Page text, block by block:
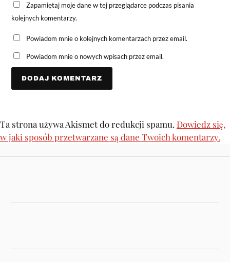
Zapamiętaj moje dane w tej przeglądarce podczas pisania
kolejnych komentarzy.
Powiadom mnie o kolejnych komentarzach przez email.
Powiadom mnie o nowych wpisach przez email.
Ta strona używa Akismet do redukcji spamu. Dowiedz się,
w jaki sposób przetwarzane są dane Twoich komentarzy.